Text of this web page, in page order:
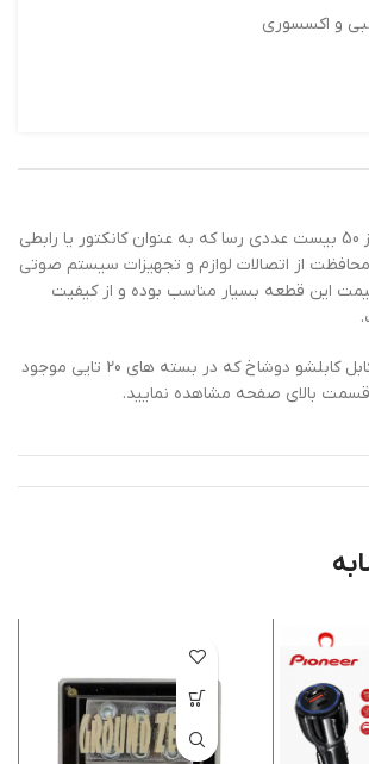
و اکسسوری
کابلشو گرد درزدار سایز 50 بیست عددی رسا که به عنوان کانکتور یا رابطی
از اتصالات لوازم و تجهیزات سیستم صوتی
این قطعه بسیار مناسب بوده و از کیفیت
عکس های این مدل کابل کابلشو دوشاخ که در بسته های 20 تایی موجود
بالای صفحه مشاهده نمایید.